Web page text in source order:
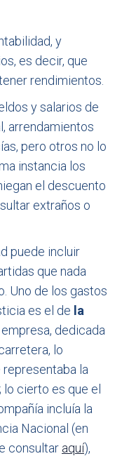
y
es decir, que
rendimientos.
y salarios de
arrendamientos
pero otros no lo
instancia los
el descuento
extraños o
puede incluir
que nada
Uno de los gastos
es el de la
dedicada
lo
representaba la
cierto es que el
incluía la
Nacional (en
consultar aquí),